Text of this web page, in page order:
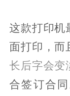
这款打印机
面打印，而
长后字会变
合签订合